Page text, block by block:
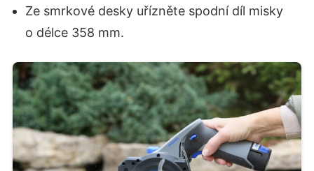
Ze smrkové desky uřízněte spodní díl misky
o délce 358 mm.